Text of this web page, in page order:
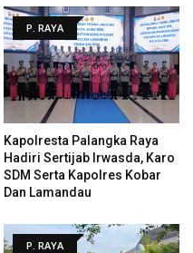
P. RAYA
Kapolresta Palangka Raya
Hadiri Sertijab Irwasda, Karo
SDM Serta Kapolres Kobar
Dan Lamandau
P. RAYA